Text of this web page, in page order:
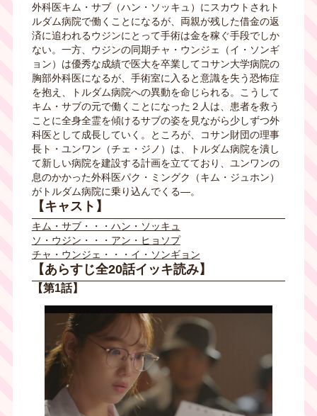
外科医キム・サブ（ハン・ソッキュ）にスカウトされト
ルダム病院で働くことになるが、両親が残した借金の返
済に追われるウジンにとって手術は金を稼ぐ手段でしか
ない。一方、ウジンの同期チャ・ウンジェ（イ・ソンギ
ョン）は優秀な成績で医大を卒業してコサン大学病院の
胸部外科医になるが、手術室に入ると意識を失う恐怖症
を抱え、トルダム病院への異動を命じられる。こうして
キム・サブの元で働くことになった２人は、患者を救う
ことに全身全霊を傾けるサブの姿を見ながら少しずつ外
科医として成長していく。ところが、コサン財団の理事
長ト・ユンワン（チェ・ジノ）は、トルダム病院を潰し
て新しい病院を建設する計画を立てており、ユンワンの
息のかかった外科医パク・ミングク（キム・ジュホン）
がトルダム病院に乗り込んでくる―。
【キャスト】
キム・サブ・・・ハン・ソッキュ
ソ・ウジン・・・アン・ヒョソプ
チャ・ウンジェ・・・イ・ソンギョン
【あらすじ全20話イッキ読み】
【第1話】